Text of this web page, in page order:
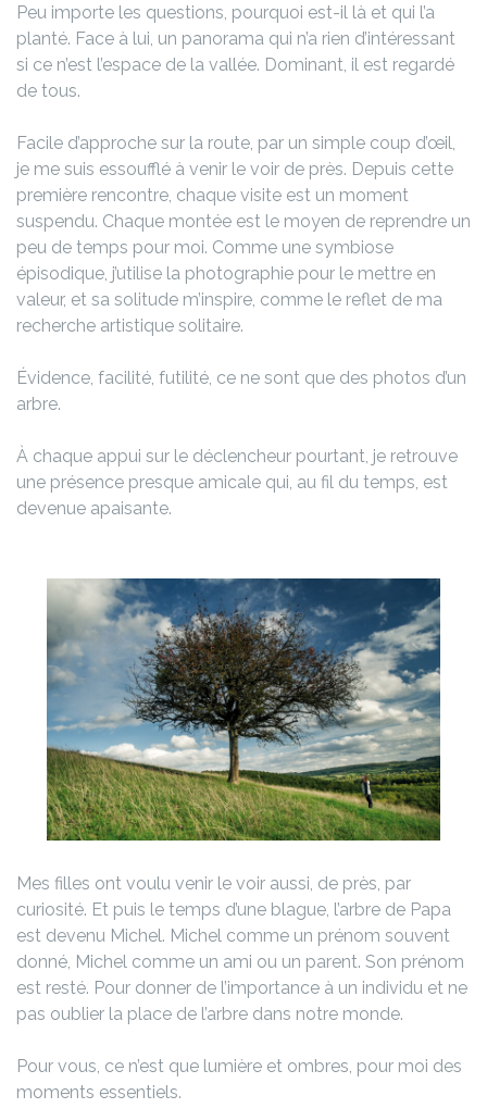
Peu importe les questions, pourquoi est-il là et qui l’a
planté. Face à lui, un panorama qui n’a rien d’intéressant
si ce n’est l’espace de la vallée. Dominant, il est regardé
de tous.
Facile d’approche sur la route, par un simple coup d’œil,
je me suis essoufflé à venir le voir de près. Depuis cette
première rencontre, chaque visite est un moment
suspendu. Chaque montée est le moyen de reprendre un
peu de temps pour moi. Comme une symbiose
épisodique, j’utilise la photographie pour le mettre en
valeur, et sa solitude m’inspire, comme le reflet de ma
recherche artistique solitaire.
Évidence, facilité, futilité, ce ne sont que des photos d’un
arbre.
À chaque appui sur le déclencheur pourtant, je retrouve
une présence presque amicale qui, au fil du temps, est
devenue apaisante.
Mes filles ont voulu venir le voir aussi, de près, par
curiosité. Et puis le temps d’une blague, l’arbre de Papa
est devenu Michel. Michel comme un prénom souvent
donné, Michel comme un ami ou un parent. Son prénom
est resté. Pour donner de l’importance à un individu et ne
pas oublier la place de l’arbre dans notre monde.
Pour vous, ce n’est que lumière et ombres, pour moi des
moments essentiels.